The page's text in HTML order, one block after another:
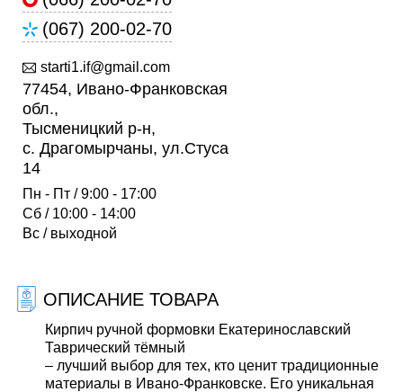
(067) 200-02-70
starti1.if@gmail.com
77454, Ивано-Франковская
обл.,
Тысменицкий р-н,
с. Драгомырчаны, ул.Стуса
14
Пн - Пт / 9:00 - 17:00
Сб / 10:00 - 14:00
Вс / выходной
ОПИСАНИЕ ТОВАРА
Кирпич ручной формовки Екатеринославский
Таврический тёмный
– лучший выбор для тех, кто ценит традиционные
материалы в Ивано-Франковске. Его уникальная